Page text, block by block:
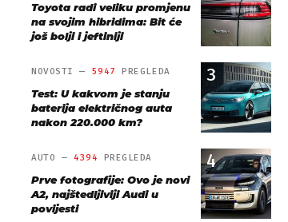
Toyota radi veliku promjenu
na svojim hibridima: Bit će
još bolji i jeftiniji
3
NOVOSTI — 5947 PREGLEDA
Test: U kakvom je stanju
baterija električnog auta
nakon 220.000 km?
4
AUTO — 4394 PREGLEDA
Prve fotografije: Ovo je novi
A2, najštedljiviji Audi u
povijesti